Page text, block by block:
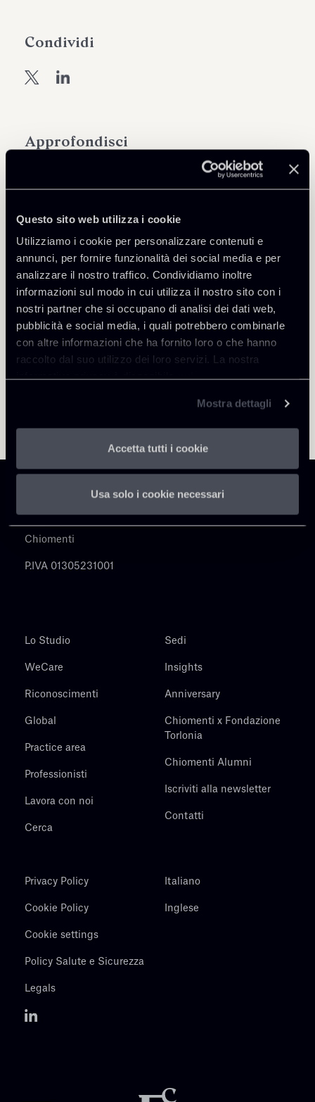
Questo sito web utilizza i cookie
Utilizziamo i cookie per personalizzare contenuti e
annunci, per fornire funzionalità dei social media e per
analizzare il nostro traffico. Condividiamo inoltre
informazioni sul modo in cui utilizza il nostro sito con i
nostri partner che si occupano di analisi dei dati web,
pubblicità e social media, i quali potrebbero combinarle
con altre informazioni che ha fornito loro o che hanno
raccolto dal suo utilizzo dei loro servizi. La nostra
informativa privacy è disponibilequi.
Mostra dettagli
Accetta tutti i cookie
Usa solo i cookie necessari
Approfondisci
Condividi
Torna agli Insights
Chiomenti
P.IVA 01305231001
Lo Studio
WeCare
Riconoscimenti
Global
Practice area
Professionisti
Lavora con noi
Cerca
Sedi
Insights
Anniversary
Chiomenti x Fondazione
Torlonia
Chiomenti Alumni
Iscriviti alla newsletter
Contatti
Privacy Policy
Cookie Policy
Cookie settings
Policy Salute e Sicurezza
Legals
Italiano
Inglese